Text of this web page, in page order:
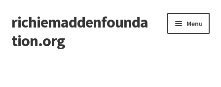
Skip
to
navigation
Skip
to
content
richiemaddenfounda
tion.org
Menu